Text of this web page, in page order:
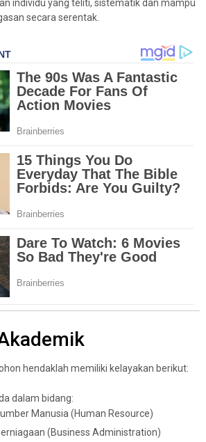
individu yang teliti, sistematik dan mampu
secara serentak.
hendaklah memiliki kelayakan berikut:
dalam bidang:
Manusia (Human Resource)
(Business Administration)